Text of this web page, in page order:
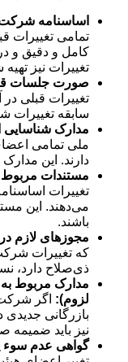
اساسنامه
تمامی تغییرات
کامل و دقیق و
تغییرات نیز
صورت جلسات
تغییرات قبلی
سابقه
مدارک
ملی تمامی
دارند. این
مستندات مربوط
تغییرات
می‌دهند. این
باشند.
مجوزهای لازم
که تغییرات
ذی‌صلاح دارد،
مدارک مربوط
لزوم): اگر
بازرگانی
نیز باید
گواهی عدم سوء